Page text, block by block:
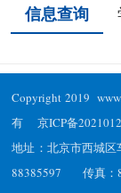
信息查询
Copyright 2019
有京ICP备
地址：北京市西城
88385597 传真：